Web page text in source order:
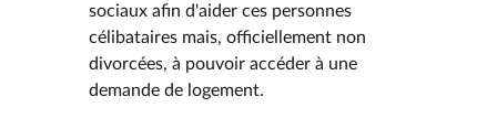
sociaux afin d'aider ces personnes
célibataires mais, officiellement non
divorcées, à pouvoir accéder à une
demande de logement.